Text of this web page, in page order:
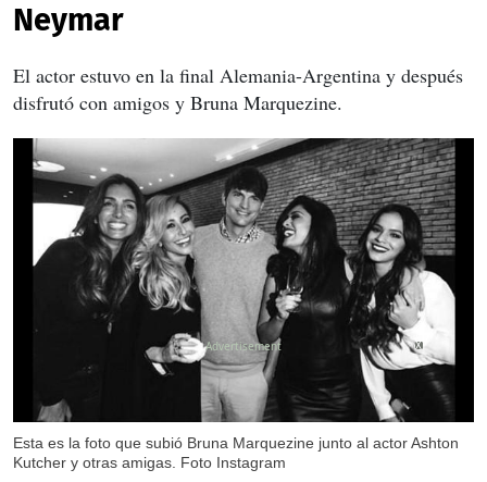
Neymar
El actor estuvo en la final Alemania-Argentina y después
disfrutó con amigos y Bruna Marquezine.
Esta es la foto que subió Bruna Marquezine junto al actor Ashton
Kutcher y otras amigas. Foto Instagram
X